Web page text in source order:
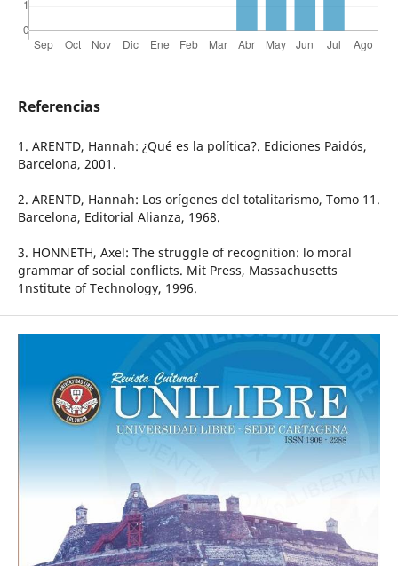
Referencias
1. ARENTD, Hannah: ¿Qué es la política?. Ediciones Paidós,
Barcelona, 2001.
2. ARENTD, Hannah: Los orígenes del totalitarismo, Tomo 11.
Barcelona, Editorial Alianza, 1968.
3. HONNETH, Axel: The struggle of recognition: lo moral
grammar of social conflicts. Mit Press, Massachusetts
1nstitute of Technology, 1996.